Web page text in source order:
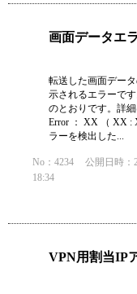
画面データエ
転送した画面デー
示されるエラーです。 ＜対処方法＞ エラーコードの見方は
のとおりです。詳
Error ： XX （ XX : XXX ） a
ラーを検出した...
No：4234 公開日時：
18:34
VPN用割当IP